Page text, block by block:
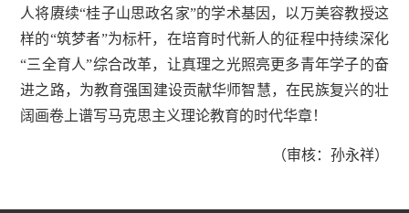
人将赓续“桂子山思政名家”的学术基因，以万美容教授这
样的“筑梦者”为标杆，在培育时代新人的征程中持续深化
“三全育人”综合改革，让真理之光照亮更多青年学子的奋
进之路，为教育强国建设贡献华师智慧，在民族复兴的壮
阔画卷上谱写马克思主义理论教育的时代华章！
（审核：孙永祥）